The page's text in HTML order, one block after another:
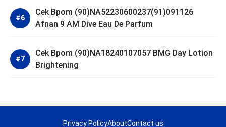
Cek Bpom (90)NA52230600237(91)091126
Afnan 9 AM Dive Eau De Parfum
Cek Bpom (90)NA18240107057 BMG Day Lotion
Brightening
Privacy PolicyAboutContact us